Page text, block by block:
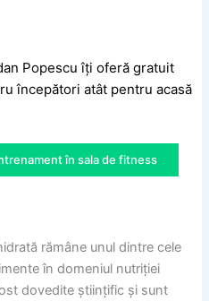
Popescu îți oferă gratuit
începători atât pentru acasă
în sala de fitness
rămâne unul dintre cele
în domeniul nutriției
dovedite științific și sunt